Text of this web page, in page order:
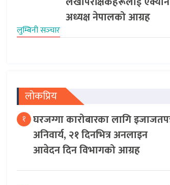
अध्यक्ष नेपालको आग्रह
लुम्बिनी सञ्‍चार
लोकप्रिय
१ घरजग्गा कारोबारका लागि
अनिवार्य, २१ दिनभित्र अनलाइन
आवेदन दिन विभागको आग्रह